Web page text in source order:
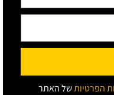
הפרטיותשל האתר